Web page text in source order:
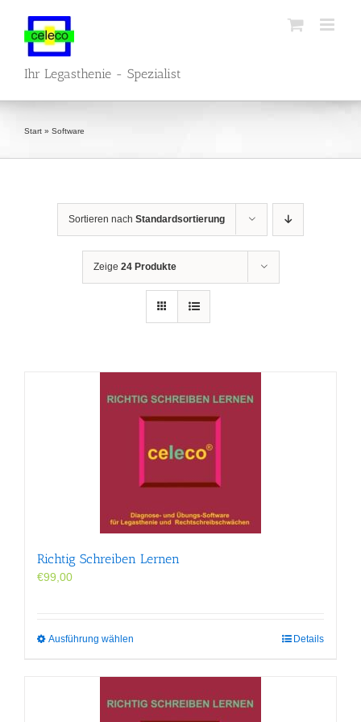
springen
Ihr Legasthenie - Spezialist
Start » Software
Sortieren nach Standardsortierung
Zeige 24 Produkte
Richtig Schreiben Lernen
€99,00
Ausführung wählen
Varianten
Details